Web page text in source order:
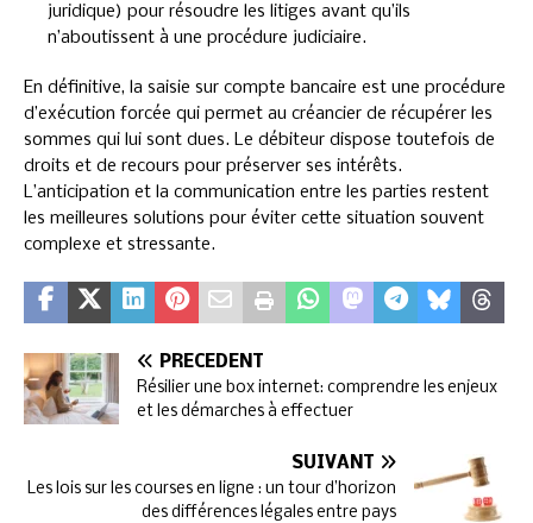
juridique) pour résoudre les litiges avant qu’ils
n’aboutissent à une procédure judiciaire.
En définitive, la saisie sur compte bancaire est une procédure
d’exécution forcée qui permet au créancier de récupérer les
sommes qui lui sont dues. Le débiteur dispose toutefois de
droits et de recours pour préserver ses intérêts.
L’anticipation et la communication entre les parties restent
les meilleures solutions pour éviter cette situation souvent
complexe et stressante.
PRÉCÉDENT
Résilier une box internet: comprendre les enjeux
et les démarches à effectuer
SUIVANT
Les lois sur les courses en ligne : un tour d’horizon
des différences légales entre pays